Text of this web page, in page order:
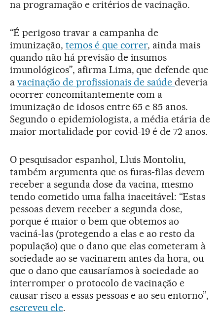
na programação e critérios de vacinação.
“É perigoso travar a campanha de
imunização, temos é que correr, ainda mais
quando não há previsão de insumos
imunológicos”, afirma Lima, que defende que
a vacinação de profissionais de saúdedeveria
ocorrer concomitantemente com a
imunização de idosos entre 65 e 85 anos.
Segundo o epidemiologista, a média etária de
maior mortalidade por covid-19 é de 72 anos.
O pesquisador espanhol, Lluis Montoliu,
também argumenta que os furas-filas devem
receber a segunda dose da vacina, mesmo
tendo cometido uma falha inaceitável: “Estas
pessoas devem receber a segunda dose,
porque é maior o bem que obtemos ao
vaciná-las (protegendo a elas e ao resto da
população) que o dano que elas cometeram à
sociedade ao se vacinarem antes da hora, ou
que o dano que causaríamos à sociedade ao
interromper o protocolo de vacinação e
causar risco a essas pessoas e ao seu entorno”,
escreveu ele.